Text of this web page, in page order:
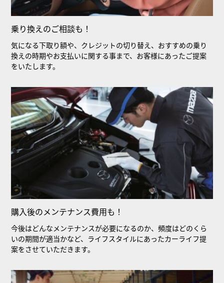
乗り換えのご相談も！
気になる下取り額や、クレジットの切り替え、おすすめの乗り
換えの時期やお支払いに関する事まで、お客様にあったご提案
をいたします。
購入後のメンテナンス費用も！
今後はどんなメンテナンスが必要になるのか、頻度はどのくら
いの期間が適当かなど、ライフスタイルにあったカーライフ提
案をさせていただきます。